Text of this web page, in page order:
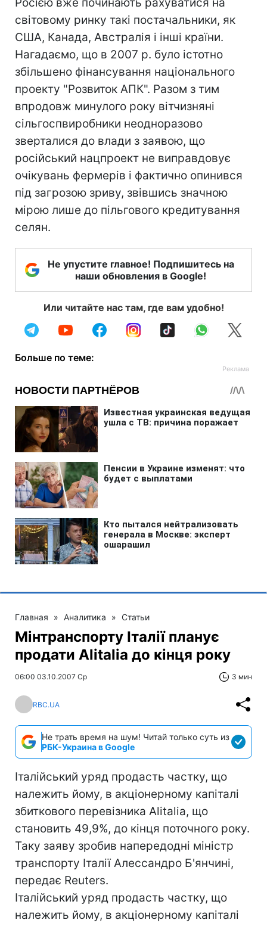
світовому ринку такі постачальники, як
США, Канада, Австралія і інші країни.
Нагадаємо, що в 2007 р. було істотно
збільшено фінансування національного
проекту "Розвиток АПК". Разом з тим
впродовж минулого року вітчизняні
сільгоспвиробники неодноразово
зверталися до влади з заявою, що
російський нацпроект не виправдовує
очікувань фермерів і фактично опинився
під загрозою зриву, звівшись значною
мірою лише до пільгового кредитування
селян.
Не упустите главное! Подпишитесь на
наши обновления в Google!
Или читайте нас там, где вам удобно!
Больше по теме:
Главная » Аналитика » Статьи
Мінтранспорту Італії планує
продати Alitаlia до кінця року
06:00 03.10.2007 Ср 3 мин
RBC.UA
Не трать время на шум! Читай только суть из
РБК-Украина в Google
Італійський уряд продасть частку, що
належить йому, в акціонерному капіталі
збиткового перевізника Alitаlia, що
становить 49,9%, до кінця поточного року.
Таку заяву зробив напередодні міністр
транспорту Італії Алессандро Б'янчині,
передає Reuters.
Італійський уряд продасть частку, що
належить йому, в акціонерному капіталі